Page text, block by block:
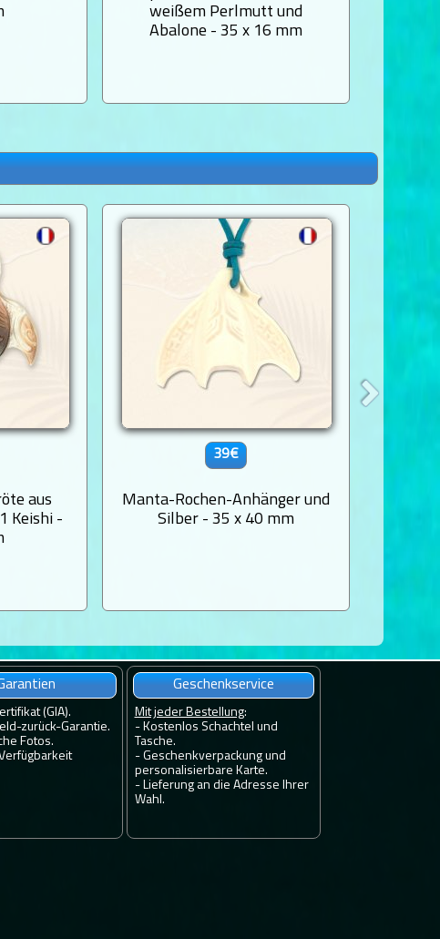
weißem Perlmutt und
Abalone - 35 x 16 mm
aus
Keishi -
39€
Manta-Rochen-Anhänger und
Silber - 35 x 40 mm
(GIA).
zurück-Garantie.
Fotos.
Geschenkservice
Mit jeder Bestellung:
- Kostenlos Schachtel und
Tasche.
- Geschenkverpackung und
personalisierbare Karte.
- Lieferung an die Adresse Ihrer
Wahl.